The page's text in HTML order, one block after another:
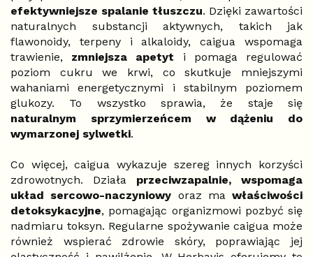
efektywniejsze spalanie tłuszczu. Dzięki zawartości
naturalnych substancji aktywnych, takich jak
flawonoidy, terpeny i alkaloidy, caigua wspomaga
trawienie, zmniejsza apetyt i pomaga regulować
poziom cukru we krwi, co skutkuje mniejszymi
wahaniami energetycznymi i stabilnym poziomem
glukozy. To wszystko sprawia, że staje się
naturalnym sprzymierzeńcem w dążeniu do
wymarzonej sylwetki.
Co więcej, caigua wykazuje szereg innych korzyści
zdrowotnych. Działa przeciwzapalnie, wspomaga
układ sercowo-naczyniowy oraz ma właściwości
detoksykacyjne, pomagając organizmowi pozbyć się
nadmiaru toksyn. Regularne spożywanie caigua może
również wspierać zdrowie skóry, poprawiając jej